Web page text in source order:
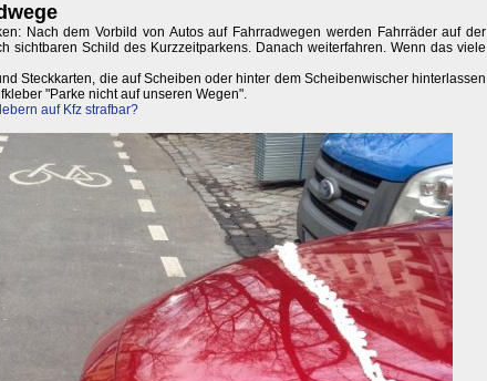
Nach dem Vorbild von Autos auf Fahrradwegen werden Fahrräder auf der
sichtbaren Schild des Kurzzeitparkens. Danach weiterfahren. Wenn das viele
Steckkarten, die auf Scheiben oder hinter dem Scheibenwischer hinterlassen
"Parke nicht auf unseren Wegen".
auf Kfz strafbar?